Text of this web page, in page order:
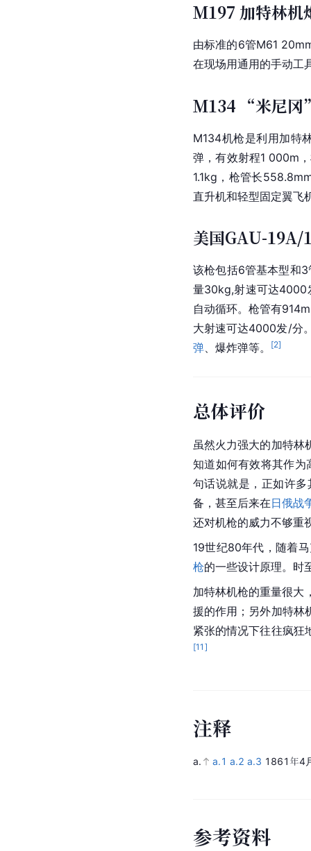
M197 加特林机
由标准的6管M61
在现场用通用的手动工
M134 “米尼冈
M134机枪是利用加特
弹，有效射程1 000m
1.1kg，枪管长
直升机和轻型固定翼飞
美国GAU-19A/
该枪包括6管基本型和
量30kg,射速可达4000
自动循环。枪管有
大射速可达4000发/分
弹 、爆炸弹等。 [2]
总体评价
虽然火力强大的加特林
知道如何有效将其作
句话说就是，正如许
备，甚至后来在日俄战
还对机枪的威力不够重
19世纪80年代，随着
枪的一些设计原理。时
加特林机枪的重量很大
援的作用；另外加特林
紧张的情况下往往疯狂
[11 ]
注释
a. a.1 a.2 a.3 1861年4
参考资料